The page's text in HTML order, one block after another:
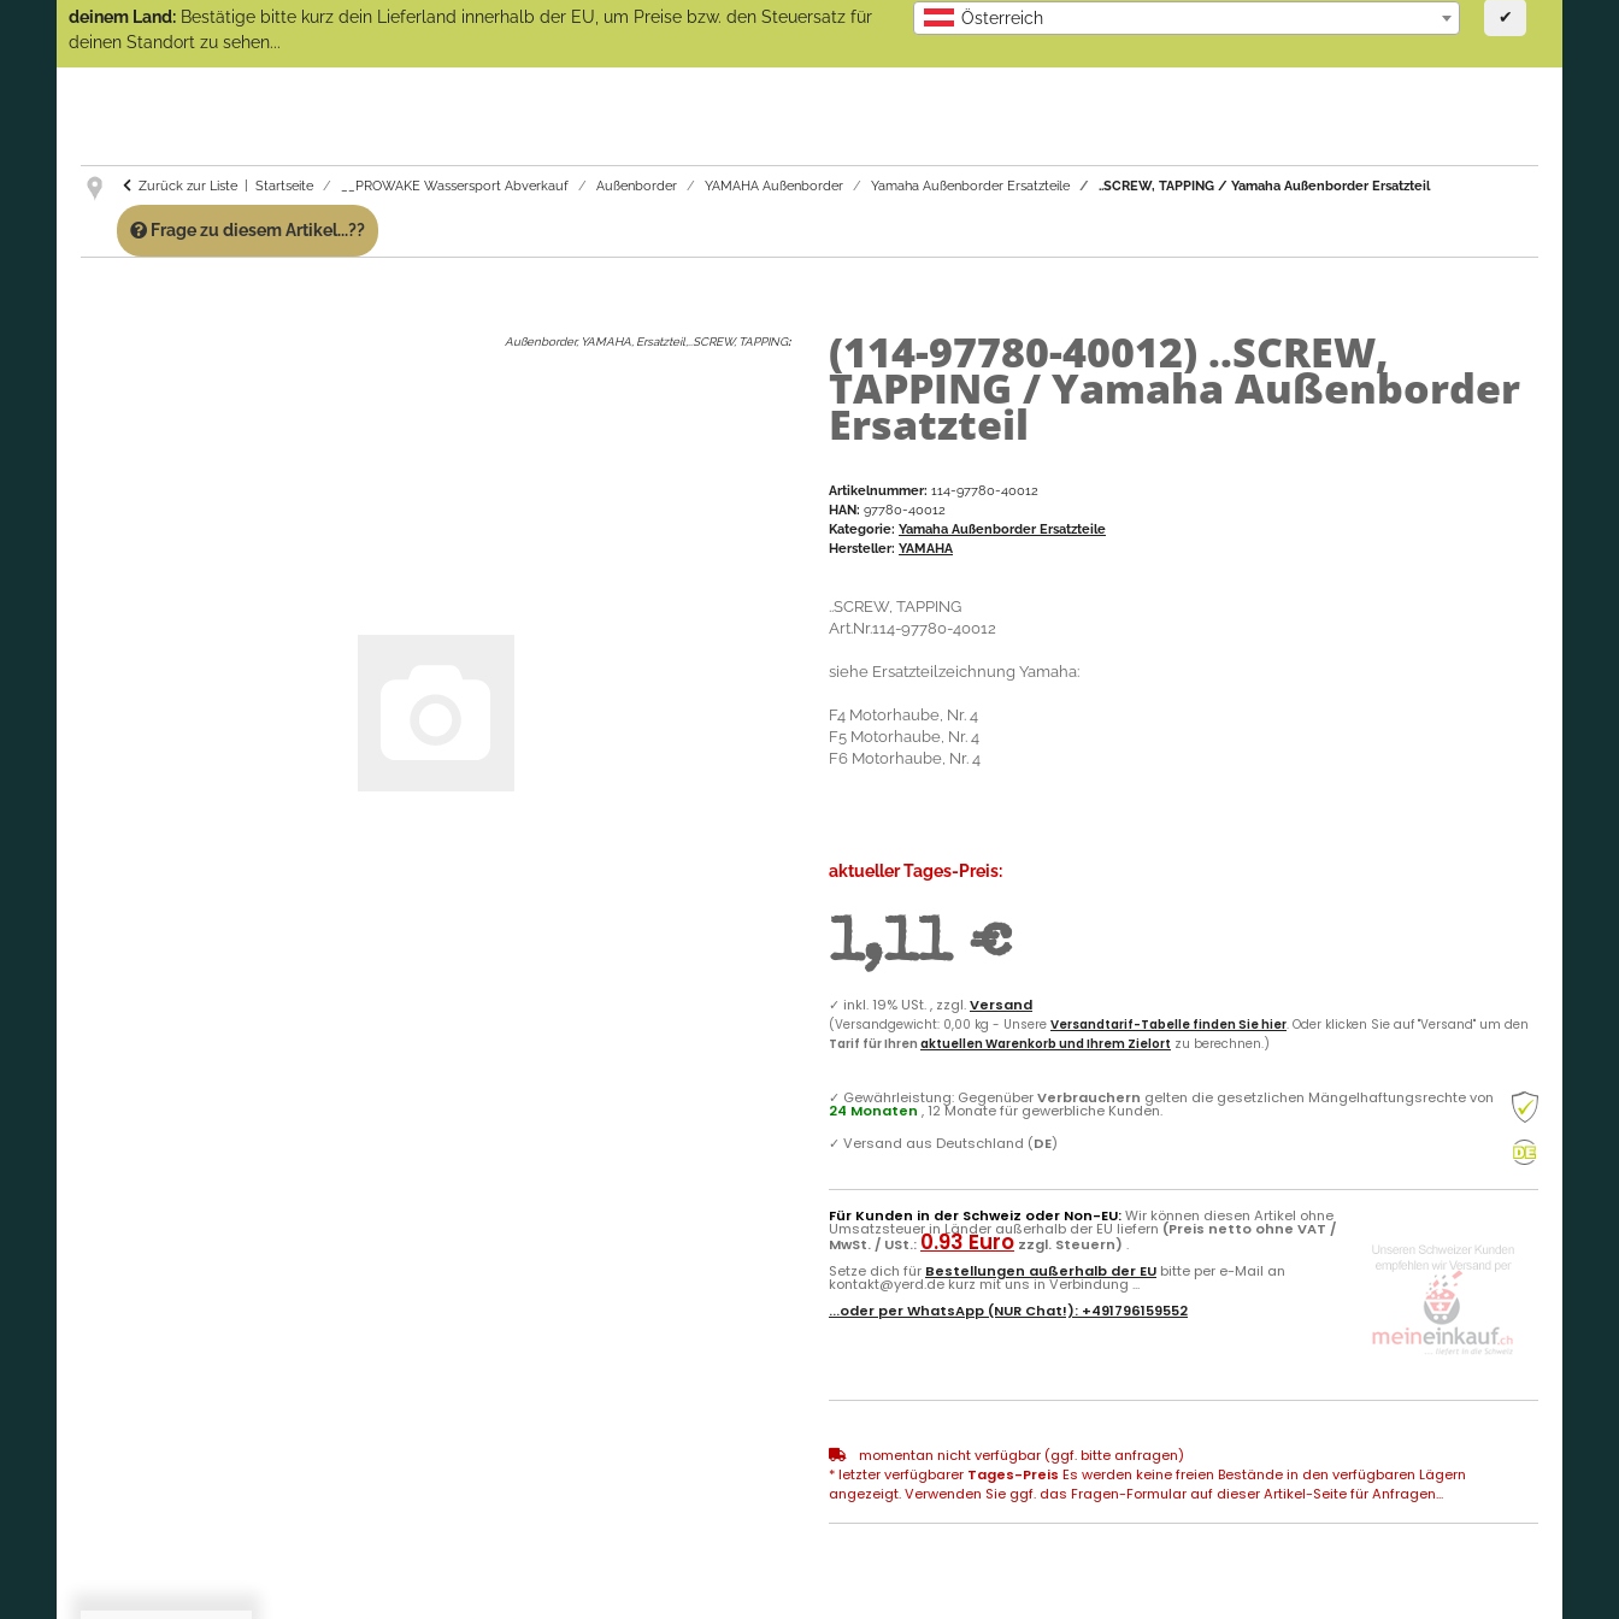
(Abverkauf)!
GARANTIE UND SERVICE:
Artikeln einfach an!
deinem Land: Bestätige bitte kurz dein Lieferland innerhalb der EU, um Preise bzw. den Steuersatz für
deinen Standort zu sehen...
Österreich ✔
Zurück zur Liste Startseite __PROWAKE Wassersport Abverkauf Außenborder YAMAHA Außenborder Yamaha Außenborder Ersatzteile ..SCREW, TAPPING / Yamaha Außenborder Ersatzteil
Frage zu diesem Artikel...??
Außenborder, YAMAHA, Ersatzteil,..SCREW, TAPPING: (114-97780-40012) ..SCREW,
TAPPING / Yamaha Außenborder
Ersatzteil
Artikelnummer: 114-97780-40012
HAN: 97780-40012
Kategorie: Yamaha Außenborder Ersatzteile
Hersteller: YAMAHA
..SCREW, TAPPING
Art.Nr.114-97780-40012
siehe Ersatzteilzeichnung Yamaha:
F4 Motorhaube, Nr. 4
F5 Motorhaube, Nr. 4
F6 Motorhaube, Nr. 4
aktueller Tages-Preis:
1,11 €
✓ inkl. 19% USt. , zzgl.Versand
(Versandgewicht: 0,00 kg - Unsere Versandtarif-Tabelle finden Sie hier. Oder klicken Sie auf "Versand" um den
Tarif für Ihren aktuellen Warenkorb und Ihrem Zielort zu berechnen.)
✓ Gewährleistung: GegenüberVerbrauchern gelten die gesetzlichen Mängelhaftungsrechte von
24 Monaten , 12 Monate für gewerbliche Kunden.
✓ Versand aus Deutschland (DE)
Für Kunden in der Schweiz oder Non-EU:Wir können diesen Artikel ohne
Umsatzsteuer in Länder außerhalb der EU liefern (Preis netto ohne VAT /
MwSt. / USt.: 0.93 Euro zzgl. Steuern) .
Setze dich für Bestellungen außerhalb der EU bitte per e-Mail an
kontakt@yerd.de kurz mit uns in Verbindung ...
...oder perWhatsApp (NUR Chat!): +491796159552
momentan nicht verfügbar (ggf. bitte anfragen)
* letzter verfügbarer Tages-Preis Es werden keine freien Bestände in den verfügbaren Lägern
angezeigt. Verwenden Sie ggf. das Fragen-Formular auf dieser Artikel-Seite für Anfragen...